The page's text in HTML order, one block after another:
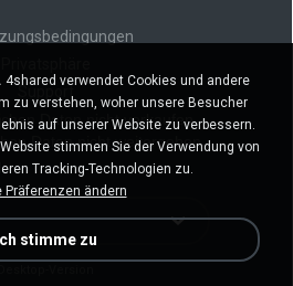
Daten nicht verkaufen
Daten nicht weitergeben
4shared verwendet Cookies und andere
zu verstehen, woher unsere Besucher
auf unserer Website zu verbessern.
stimmen Sie der Verwendung von
Tracking-Technologien zu.
Präferenzen ändern
Ich stimme zu